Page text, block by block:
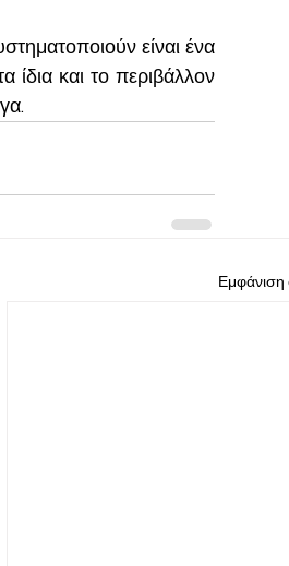
είναι ένα
ίδια και το περιβάλλον